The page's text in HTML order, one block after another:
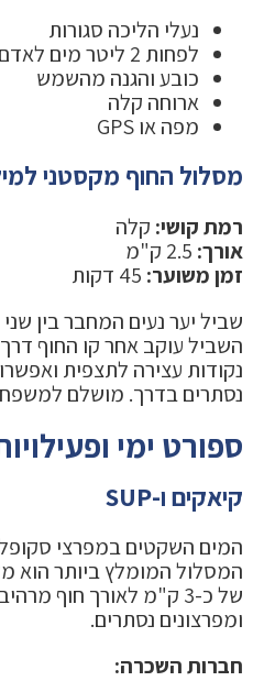
נעלי הליכה סגורות
לפחות 2 ליטר מים לאדם
כובע והגנה מהשמש
ארוחה קלה
מפה או GPS
מסלול החוף מקסטני
רמת קושי: קלה
אורך:
זמן משוער:
שביל יער נעים המחבר בין
השביל עוקב אחר קו החוף דרך
נקודות עצירה לתצפית
נסתרים בדרך. מושלם
ספורט ימי
קיאקים ו-SUP
המים השקטים במפרצי
המסלול המומלץ ביותר הוא
של כ-3 ק"מ לאורך חוף
ומפרצונים נסתרים.
חברות השכרה: